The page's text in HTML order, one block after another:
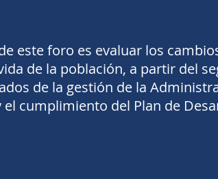
este foro es evaluar los
de la población, a partir del
de la gestión de la
el cumplimiento del Plan de